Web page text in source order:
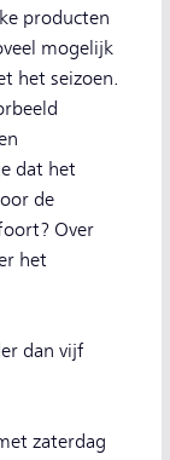
producten
mogelijk
het seizoen.
dat het
de
Over
het
dan vijf
zaterdag